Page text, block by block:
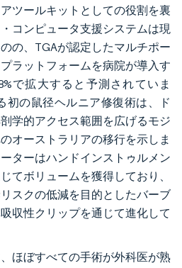
ツールキットとしての役割を裏
コンピュータ支援システムは現
の、TGAが認定したマルチポー
ラットフォームを病院が導入す
で拡大すると予測されていま
初の鼠径ヘルニア修復術は、ド
学的アクセス範囲を広げるモジ
オーストラリアの移行を示しま
ターはハンドインストゥルメン
てボリュームを獲得しており、
スクの低減を目的としたバーブ
収性クリップを通じて進化して
ほぼすべての手術が外科医が熟